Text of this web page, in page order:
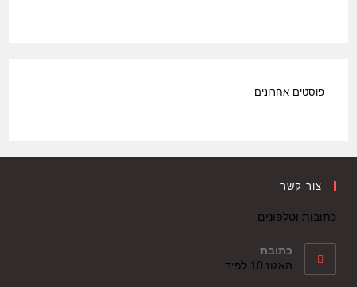
פוסטים אחרונים
צור קשר
כתובות וטלפונים
כתובת
האגוז 10 לפיד